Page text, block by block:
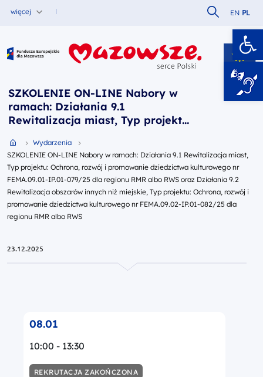
więcej Szukaj w
EN PL
Fundusze Europejskie dla Mazowsza
SZKOLENIE ON-LINE Nabory w
ramach: Działania 9.1
Rewitalizacja miast, Typ projektu:
dziedzictwa kulturowego nr
FEMA.09.01-IP.01-079/25 dla
regionu RMR albo RWS oraz
Działania 9.2 Rewitalizacja
obszarów innych niż miejskie, Typ
projektu: Ochrona, rozwój i
082/25 dla regionu RMR albo RWS
Przejdź do strony głównej portalu
Wydarzenia
SZKOLENIE ON-LINE Nabory w ramach: Działania 9.1 Rewitalizacja miast,
Typ projektu: Ochrona, rozwój i promowanie dziedzictwa kulturowego nr
FEMA.09.01-IP.01-079/25 dla regionu RMR albo RWS oraz Działania 9.2
Rewitalizacja obszarów innych niż miejskie, Typ projektu: Ochrona, rozwój i
promowanie dziedzictwa kulturowego nr FEMA.09.02-IP.01-082/25 dla
regionu RMR albo RWS
23.12.2025
08.01
10:00 - 13:30
REKRUTACJA ZAKOŃCZONA